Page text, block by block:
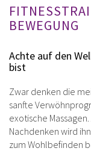
BEWEGUNG
Achte auf den
bist
Zwar denken die
sanfte
exotische
Nachdenken wird
zum Wohlbefinden